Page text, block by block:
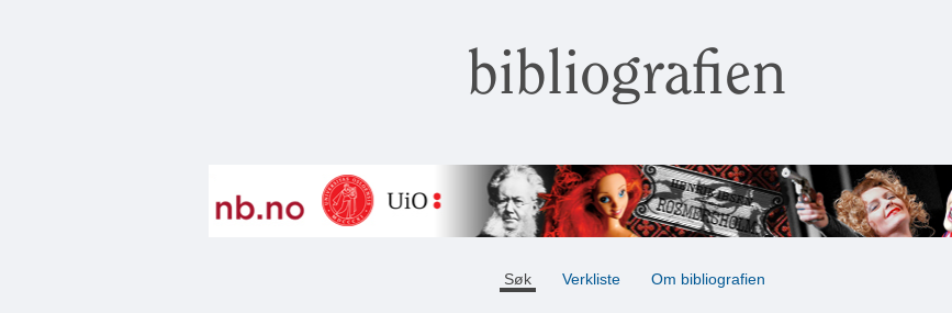
bibliografien
Søk Verkliste Om bibliografien